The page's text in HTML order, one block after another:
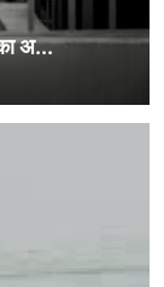
अ...